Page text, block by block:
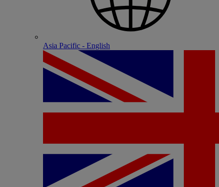
Asia Pacific - English